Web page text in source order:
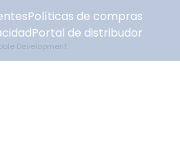
Políticas de compras
Portal de distribudor
Development